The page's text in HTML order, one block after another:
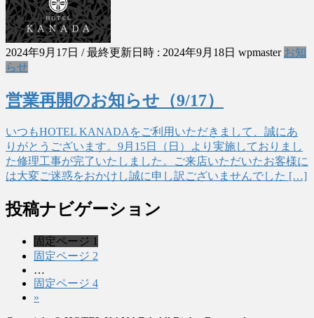
2024年9月17日 / 最終更新日時 : 2024年9月18日 wpmaster お知
らせ
営業再開のお知らせ（9/17）
いつもHOTEL KANADAをご利用いただきまして、誠にあ
りがとうございます。9月15日（日）より実施しておりまし
た修理工事が完了いたしました。ご来店いただいたお客様に
は大変ご迷惑をおかけし誠に申し訳ございませんでした […]
投稿ナビゲーション
固定ページ 1
固定ページ 2
…
固定ページ 4
»